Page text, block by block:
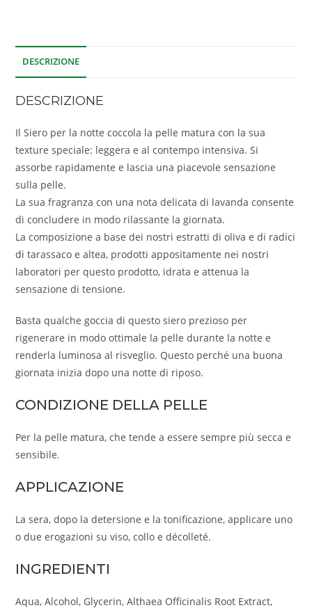
DESCRIZIONE
DESCRIZIONE
Il Siero per la notte coccola la pelle matura con la sua
texture speciale: leggera e al contempo intensiva. Si
assorbe rapidamente e lascia una piacevole sensazione
sulla pelle.
La sua fragranza con una nota delicata di lavanda consente
di concludere in modo rilassante la giornata.
La composizione a base dei nostri estratti di oliva e di radici
di tarassaco e altea, prodotti appositamente nei nostri
laboratori per questo prodotto, idrata e attenua la
sensazione di tensione.
Basta qualche goccia di questo siero prezioso per
rigenerare in modo ottimale la pelle durante la notte e
renderla luminosa al risveglio. Questo perché una buona
giornata inizia dopo una notte di riposo.
CONDIZIONE DELLA PELLE
Per la pelle matura, che tende a essere sempre più secca e
sensibile.
APPLICAZIONE
La sera, dopo la detersione e la tonificazione, applicare uno
o due erogazioni su viso, collo e décolleté.
INGREDIENTI
Aqua, Alcohol, Glycerin, Althaea Officinalis Root Extract,